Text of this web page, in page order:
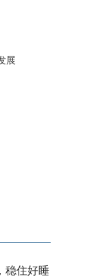
展
稳住好睡